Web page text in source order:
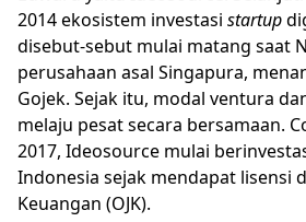
2014 ekosistem investasi startup
disebut-sebut mulai matang saat
perusahaan asal Singapura,
Gojek. Sejak itu, modal ventura
melaju pesat secara bersamaan.
2017, Ideosource mulai
Indonesia sejak mendapat lisensi
Keuangan (OJK).